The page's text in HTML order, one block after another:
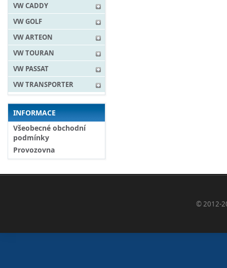
VW CADDY
VW GOLF
VW ARTEON
VW TOURAN
VW PASSAT
VW TRANSPORTER
INFORMACE
Všeobecné obchodní
podmínky
Provozovna
© 2012-